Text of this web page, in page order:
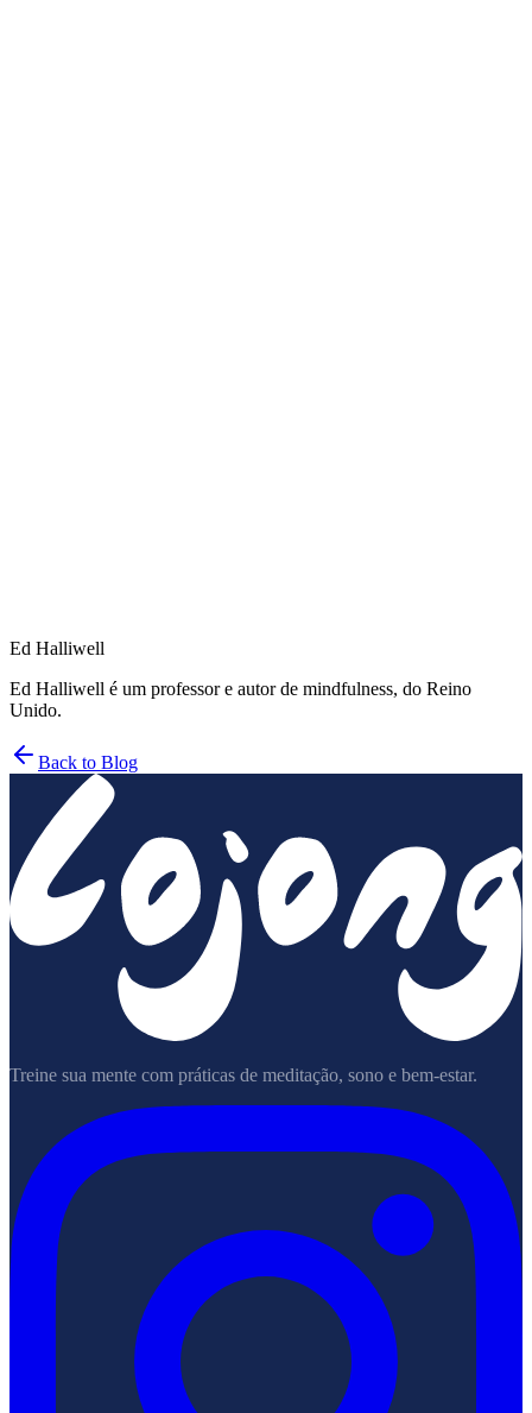
Ed Halliwell
Ed Halliwell é um professor e autor de mindfulness, do Reino
Unido.
Back to Blog
Treine sua mente com práticas de meditação, sono e bem-estar.